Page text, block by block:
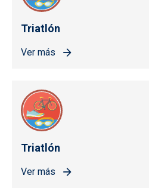
Triatlón
Ver más
Triatlón
Ver más